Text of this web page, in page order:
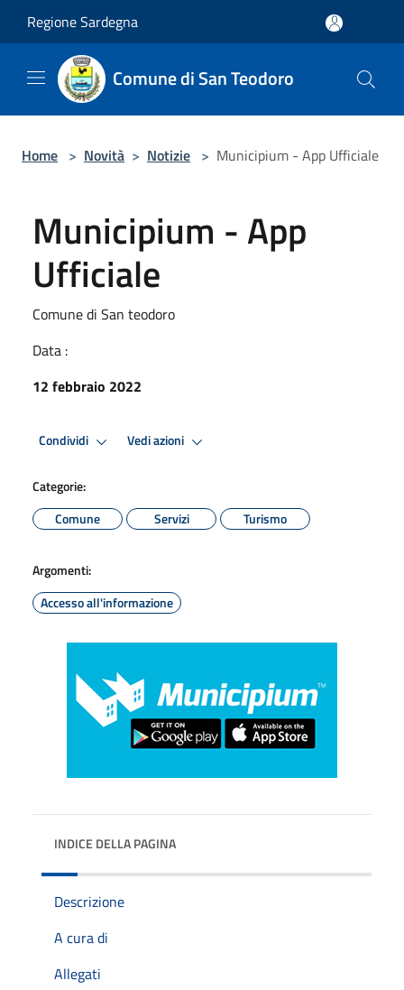
Regione Sardegna
Comune di San Teodoro
Home > Novità > Notizie > Municipium - App Ufficiale
Municipium - App
Ufficiale
Comune di San teodoro
Data :
12 febbraio 2022
Condividi Vedi azioni
Categorie:
Comune
Servizi Turismo
Argomenti:
Accesso all'informazione
INDICE DELLA PAGINA
Descrizione
A cura di
Allegati